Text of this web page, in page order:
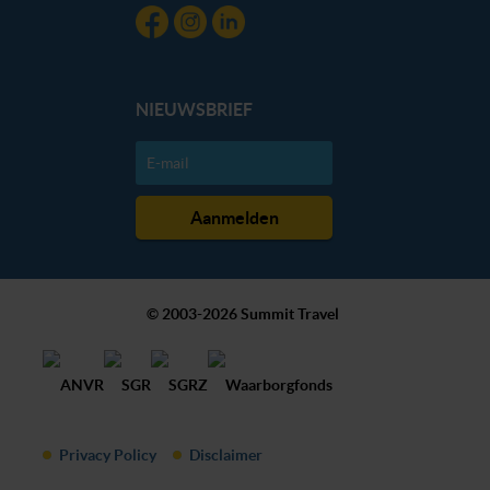
NIEUWSBRIEF
© 2003-2026 Summit Travel
Privacy Policy Disclaimer